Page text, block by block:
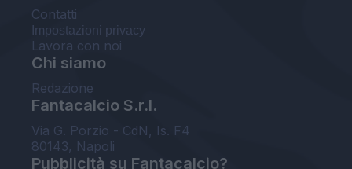
Contatti
Impostazioni privacy
Lavora con noi
Chi siamo
Redazione
Fantacalcio S.r.l.
Via G. Porzio - CdN, Is. F4
80143, Napoli
Pubblicità su Fantacalcio?